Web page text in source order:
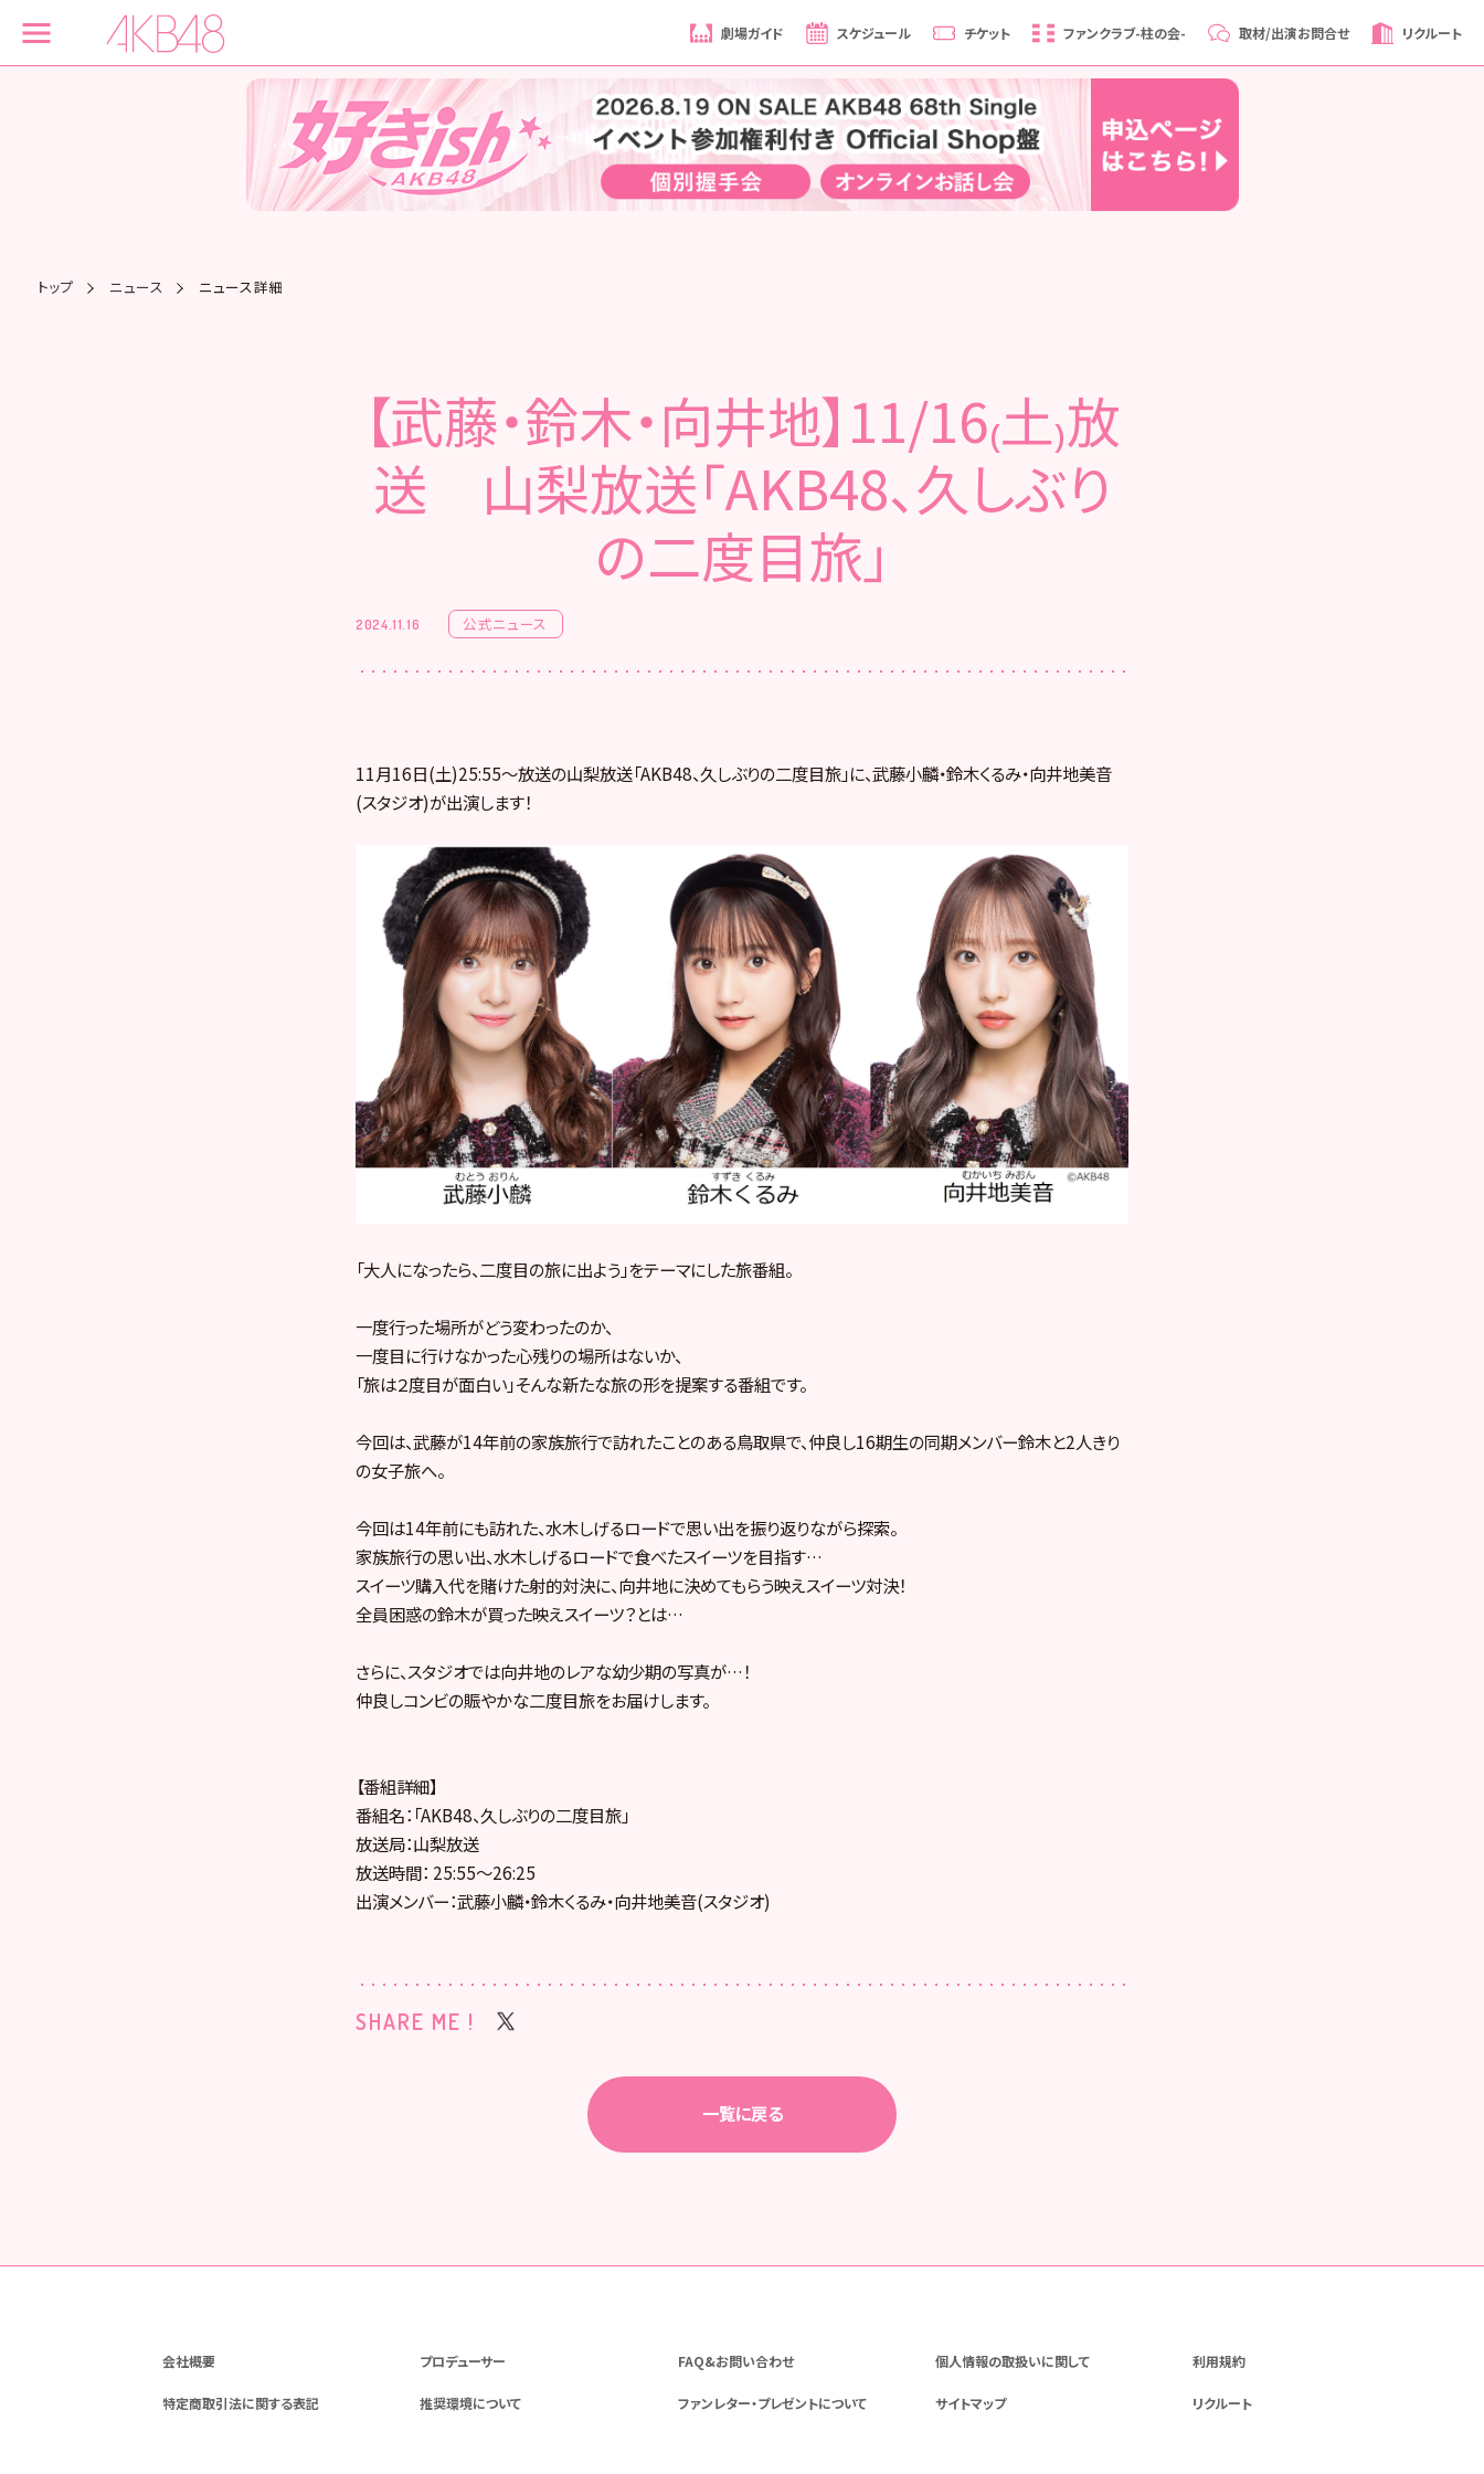
劇場ガイド スケジュール チケット ファンクラブ-柱の会- 取材/出演お問合せ リクルート
トップ ニュース ニュース詳細
【武藤・鈴木・向井地】11/16₍土₎放
送 山梨放送「AKB48、久しぶり
の二度目旅」
2024.11.16 公式ニュース
11月16日(土)25:55〜放送の山梨放送「AKB48、久しぶりの二度目旅」に、武藤小麟・鈴木くるみ・向井地美音
(スタジオ)が出演します！
「大人になったら、二度目の旅に出よう」をテーマにした旅番組。
一度行った場所がどう変わったのか、
一度目に行けなかった心残りの場所はないか、
「旅は２度目が面白い」そんな新たな旅の形を提案する番組です。
今回は、武藤が14年前の家族旅行で訪れたことのある鳥取県で、仲良し16期生の同期メンバー鈴木と2人きり
の女子旅へ。
今回は14年前にも訪れた、水木しげるロードで思い出を振り返りながら探索。
家族旅行の思い出、水木しげるロードで食べたスイーツを目指す…
スイーツ購入代を賭けた射的対決に、向井地に決めてもらう映えスイーツ対決！
全員困惑の鈴木が買った映えスイーツ？とは…
さらに、スタジオでは向井地のレアな幼少期の写真が…！
仲良しコンビの賑やかな二度目旅をお届けします。
【番組詳細】
番組名：「AKB48、久しぶりの二度目旅」
放送局：山梨放送
放送時間： 25:55〜26:25
出演メンバー：武藤小麟・鈴木くるみ・向井地美音(スタジオ)
SHARE ME !
一覧に戻る
会社概要 プロデューサー FAQ&お問い合わせ 個人情報の取扱いに関して 利用規約
特定商取引法に関する表記 推奨環境について ファンレター・プレゼントについて サイトマップ リクルート